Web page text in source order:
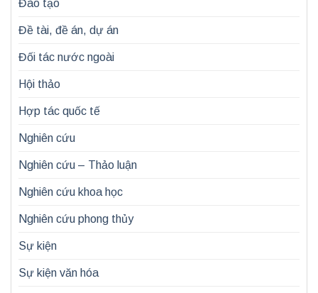
Đào tạo
Đề tài, đề án, dự án
Đối tác nước ngoài
Hội thảo
Hợp tác quốc tế
Nghiên cứu
Nghiên cứu – Thảo luận
Nghiên cứu khoa học
Nghiên cứu phong thủy
Sự kiện
Sự kiện văn hóa